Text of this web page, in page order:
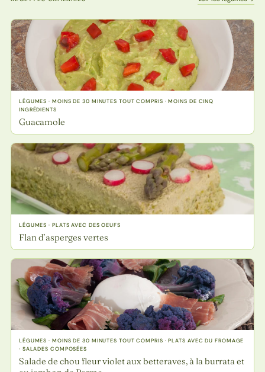
LÉGUMES · MOINS DE 30 MINUTES TOUT COMPRIS · MOINS DE CINQ
INGRÉDIENTS
Guacamole
LÉGUMES · PLATS AVEC DES OEUFS
Flan d’asperges vertes
LÉGUMES · MOINS DE 30 MINUTES TOUT COMPRIS · PLATS AVEC DU FROMAGE
· SALADES COMPOSÉES
Salade de chou fleur violet aux betteraves, à la burrata et